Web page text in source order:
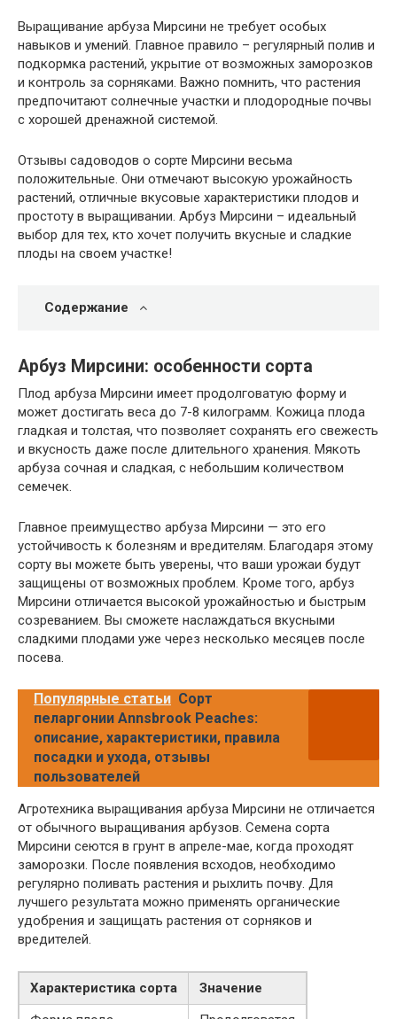
Выращивание арбуза Мирсини не требует особых
навыков и умений. Главное правило – регулярный полив и
подкормка растений, укрытие от возможных заморозков
и контроль за сорняками. Важно помнить, что растения
предпочитают солнечные участки и плодородные почвы
с хорошей дренажной системой.
Отзывы садоводов о сорте Мирсини весьма
положительные. Они отмечают высокую урожайность
растений, отличные вкусовые характеристики плодов и
простоту в выращивании. Арбуз Мирсини – идеальный
выбор для тех, кто хочет получить вкусные и сладкие
плоды на своем участке!
Содержание
Арбуз Мирсини: особенности сорта
Плод арбуза Мирсини имеет продолговатую форму и
может достигать веса до 7-8 килограмм. Кожица плода
гладкая и толстая, что позволяет сохранять его свежесть
и вкусность даже после длительного хранения. Мякоть
арбуза сочная и сладкая, с небольшим количеством
семечек.
Главное преимущество арбуза Мирсини — это его
устойчивость к болезням и вредителям. Благодаря этому
сорту вы можете быть уверены, что ваши урожаи будут
защищены от возможных проблем. Кроме того, арбуз
Мирсини отличается высокой урожайностью и быстрым
созреванием. Вы сможете наслаждаться вкусными
сладкими плодами уже через несколько месяцев после
посева.
Популярные статьи Сорт
пеларгонии Annsbrook Peaches:
описание, характеристики, правила
посадки и ухода, отзывы
пользователей
Агротехника выращивания арбуза Мирсини не отличается
от обычного выращивания арбузов. Семена сорта
Мирсини сеются в грунт в апреле-мае, когда проходят
заморозки. После появления всходов, необходимо
регулярно поливать растения и рыхлить почву. Для
лучшего результата можно применять органические
удобрения и защищать растения от сорняков и
вредителей.
Характеристика сорта
Значение